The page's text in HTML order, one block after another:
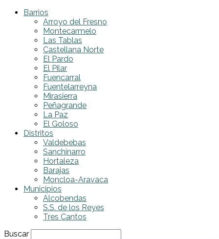
Barrios
Arroyo del Fresno
Montecarmelo
Las Tablas
Castellana Norte
El Pardo
El Pilar
Fuencarral
Fuentelarreyna
Mirasierra
Peñagrande
La Paz
El Goloso
Distritos
Valdebebas
Sanchinarro
Hortaleza
Barajas
Moncloa-Aravaca
Municipios
Alcobendas
S.S. de los Reyes
Tres Cantos
Buscar